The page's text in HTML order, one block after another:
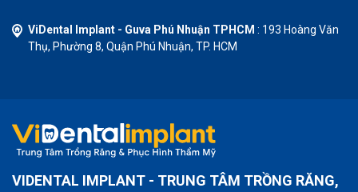
ViDental Implant - Guva Phú Nhuận TPHCM : 193 Hoàng Văn
Thụ, Phường 8, Quận Phú Nhuận, TP. HCM
VIDENTAL IMPLANT - TRUNG TÂM TRỒNG RĂNG,